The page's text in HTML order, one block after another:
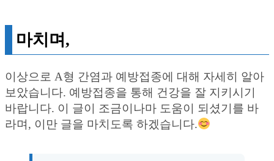
마치며,
이상으로 A형 간염과 예방접종에 대해 자세히 알아
보았습니다. 예방접종을 통해 건강을 잘 지키시기
바랍니다. 이 글이 조금이나마 도움이 되셨기를 바
라며, 이만 글을 마치도록 하겠습니다.